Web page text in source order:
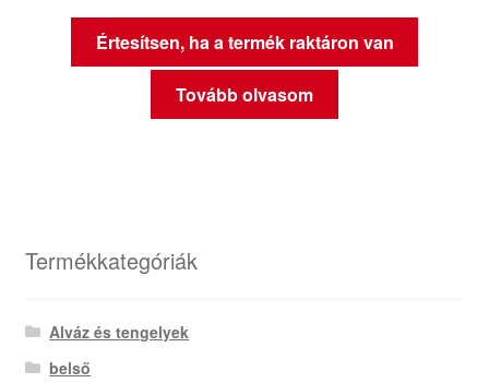
Értesítsen, ha a termék raktáron van
Tovább olvasom
Termékkategóriák
Alváz és tengelyek
belső